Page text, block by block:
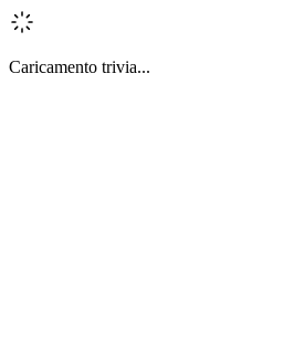
Caricamento trivia...